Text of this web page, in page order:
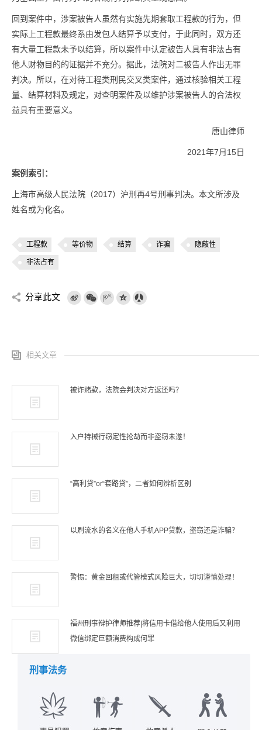
回到案件中，涉案被告人虽然有实施先期套取工程款的行为，但
实际上工程款最终系由发包人结算予以支付，于此同时，双方还
有大量工程款未予以结算，所以案件中认定被告人具有非法占有
他人财物目的的证据并不充分。据此，法院对二被告人作出无罪
判决。所以，在对待工程类刑民交叉类案件，通过核验相关工程
量、结算材料及规定，对查明案件及以维护涉案被告人的合法权
益具有重要意义。
唐山律师
2021年7月15日
案例索引：
上海市高级人民法院（2017）沪刑再4号刑事判决。本文所涉及
姓名或为化名。
工程款 等价物 结算 诈骗 隐蔽性
非法占有
分享此文
相关文章
被诈赌款，法院会判决对方返还吗？
入户持械行窃定性抢劫而非盗窃未遂！
“高利贷”or“套路贷”，二者如何辨析区别
以刷流水的名义在他人手机APP贷款，盗窃还是诈骗？
警惕：黄金回租或代管模式风险巨大，切切谨慎处理！
福州刑事辩护律师推荐|将信用卡借给他人使用后又利用
微信绑定巨额消费构成何罪
刑事法务